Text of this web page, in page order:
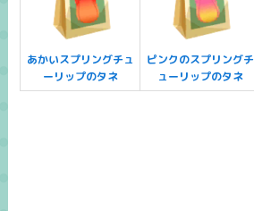
あかいスプリングチュ
ーリップのタネ
ピンクのスプリングチ
ューリップのタネ